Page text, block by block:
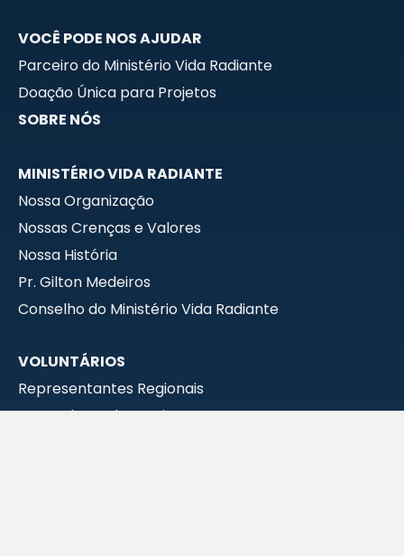
VOCÊ PODE NOS AJUDAR
Parceiro do Ministério Vida Radiante
Doação Única para Projetos
SOBRE NÓS
MINISTÉRIO VIDA RADIANTE
Nossa Organização
Nossas Crenças e Valores
Nossa História
Pr. Gilton Medeiros
Conselho do Ministério Vida Radiante
VOLUNTÁRIOS
Representantes Regionais
Prestadores de Serviços